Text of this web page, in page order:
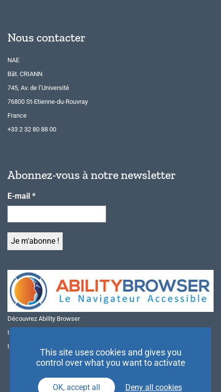
Nous contacter
NAE
Bât. CRIANN
745, Av. de l’Université
76800 St-Etienne-du-Rouvray
France
+33 2 32 80 88 00
Abonnez-vous à notre newsletter
E-mail *
Découvrez Ability Browser
Installer Ability Browser sur Windows
Installer Ability Browser sur Mac
This site uses cookies and gives you
control over what you want to activate
OK, accept all Deny all cookies